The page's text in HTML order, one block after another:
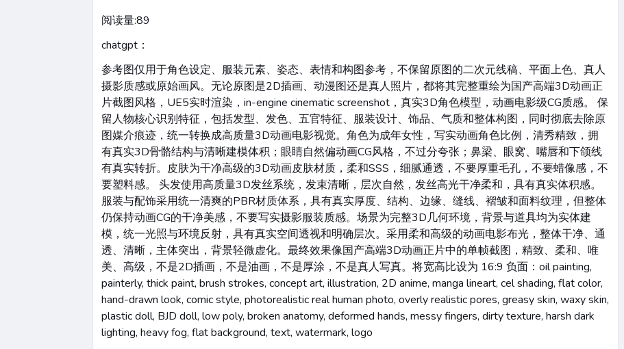
阅读量:89
chatgpt：
参考图仅用于角色设定、服装元素、姿态、表情和构图参考，不保留原图的二次元线稿、平面上色、真人
摄影质感或原始画风。无论原图是2D插画、动漫图还是真人照片，都将其完整重绘为国产高端3D动画正
片截图风格，UE5实时渲染，in-engine cinematic screenshot，真实3D角色模型，动画电影级CG质感。 保
留人物核心识别特征，包括发型、发色、五官特征、服装设计、饰品、气质和整体构图，同时彻底去除原
图媒介痕迹，统一转换成高质量3D动画电影视觉。角色为成年女性，写实动画角色比例，清秀精致，拥
有真实3D骨骼结构与清晰建模体积；眼睛自然偏动画CG风格，不过分夸张；鼻梁、眼窝、嘴唇和下颌线
有真实转折。皮肤为干净高级的3D动画皮肤材质，柔和SSS，细腻通透，不要厚重毛孔，不要蜡像感，不
要塑料感。 头发使用高质量3D发丝系统，发束清晰，层次自然，发丝高光干净柔和，具有真实体积感。
服装与配饰采用统一清爽的PBR材质体系，具有真实厚度、结构、边缘、缝线、褶皱和面料纹理，但整体
仍保持动画CG的干净美感，不要写实摄影服装质感。场景为完整3D几何环境，背景与道具均为实体建
模，统一光照与环境反射，具有真实空间透视和明确层次。采用柔和高级的动画电影布光，整体干净、通
透、清晰，主体突出，背景轻微虚化。最终效果像国产高端3D动画正片中的单帧截图，精致、柔和、唯
美、高级，不是2D插画，不是油画，不是厚涂，不是真人写真。将宽高比设为 16:9 负面：oil painting,
painterly, thick paint, brush strokes, concept art, illustration, 2D anime, manga lineart, cel shading, flat color,
hand-drawn look, comic style, photorealistic real human photo, overly realistic pores, greasy skin, waxy skin,
plastic doll, BJD doll, low poly, broken anatomy, deformed hands, messy fingers, dirty texture, harsh dark
lighting, heavy fog, flat background, text, watermark, logo